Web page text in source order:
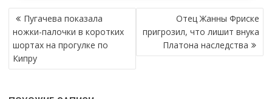
НАВИГАЦИЯ
ПО
ЗАПИСЯМ
Пугачева показала
ножки-палочки в коротких
шортах на прогулке по
Кипру
Отец Жанны Фриске
пригрозил, что лишит внука
Платона наследства